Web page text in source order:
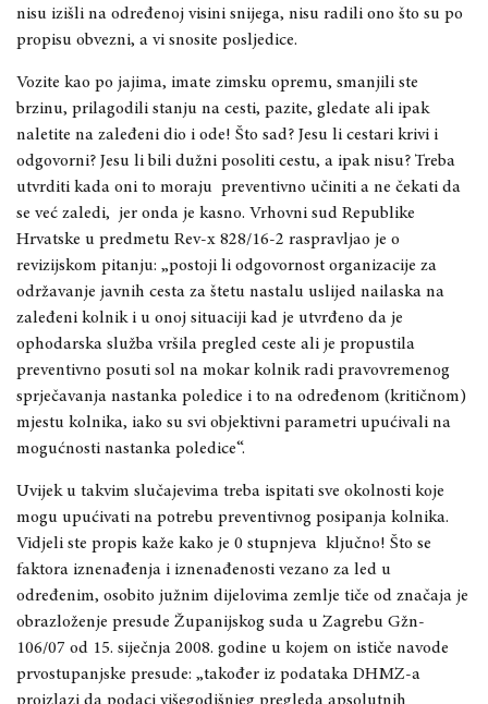
nisu izišli na određenoj visini snijega, nisu radili ono što su po
propisu obvezni, a vi snosite posljedice.
Vozite kao po jajima, imate zimsku opremu, smanjili ste
brzinu, prilagodili stanju na cesti, pazite, gledate ali ipak
naletite na zaleđeni dio i ode! Što sad? Jesu li cestari krivi i
odgovorni? Jesu li bili dužni posoliti cestu, a ipak nisu? Treba
utvrditi kada oni to moraju preventivno učiniti a ne čekati da
se već zaledi,
jer onda je kasno. Vrhovni sud Republike
Hrvatske u predmetu Rev-x 828/16-2 raspravljao je o
revizijskom pitanju: „postoji li odgovornost organizacije za
održavanje javnih cesta za štetu nastalu uslijed nailaska na
zaleđeni kolnik i u onoj situaciji kad je utvrđeno da je
ophodarska služba vršila pregled ceste ali je propustila
preventivno posuti sol na mokar kolnik radi pravovremenog
sprječavanja nastanka poledice i to na određenom (kritičnom)
mjestu kolnika, iako su svi objektivni parametri upućivali na
mogućnosti nastanka poledice“.
Uvijek u takvim slučajevima treba ispitati sve okolnosti koje
mogu upućivati na potrebu preventivnog posipanja kolnika.
Vidjeli ste propis kaže kako je 0 stupnjeva ključno! Što se
faktora iznenađenja i iznenađenosti vezano za led u
određenim, osobito južnim dijelovima zemlje tiče od značaja je
obrazloženje presude Županijskog suda u Zagrebu Gžn-
106/07 od 15. siječnja 2008. godine u kojem on ističe navode
prvostupanjske presude: „također iz podataka DHMZ-a
proizlazi da podaci višegodišnjeg pregleda apsolutnih